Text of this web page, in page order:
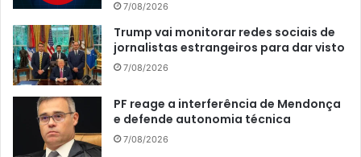
7/08/2026
Trump vai monitorar redes sociais de
jornalistas estrangeiros para dar visto
7/08/2026
PF reage a interferência de Mendonça
e defende autonomia técnica
7/08/2026